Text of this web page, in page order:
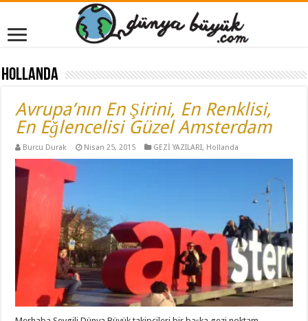
Hollanda
Avrupa’nın En Şirini, En Renklisi,
En Eğlencelisi Güzel Amsterdam
Burcu Durak Nisan 25, 2015 GEZİ YAZILARI, Hollanda